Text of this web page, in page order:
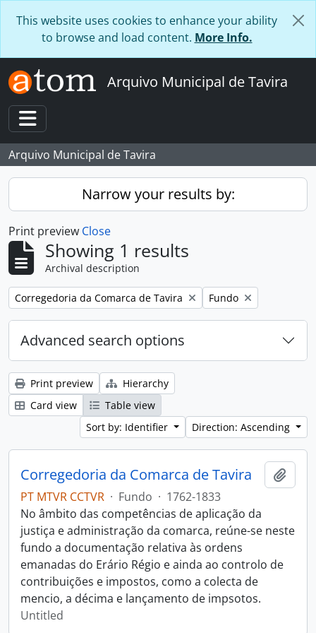
This website uses cookies to enhance your ability
to browse and load content. More Info.
Arquivo Municipal de Tavira
Toggle navigation
Arquivo Municipal de Tavira
Narrow your results by:
Print preview Close
Showing 1 results
Archival description
Remove filter:
Corregedoria da Comarca de Tavira Remove filter:
Fundo
Advanced search options
Print preview
Hierarchy
Card view
Table view
Sort by: Identifier
Direction: Ascending
Corregedoria da Comarca de Tavira
PT MTVR CCTVR · Fundo · 1762-1833
No âmbito das competências de aplicação da
justiça e administração da comarca, reúne-se neste
fundo a documentação relativa às ordens
emanadas do Erário Régio e ainda ao controlo de
contribuições e impostos, como a colecta de
mencio, a décima e lançamento de impsotos.
Untitled